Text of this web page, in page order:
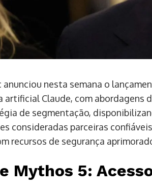
anunciou nesta semana o
artificial Claude, com abordagens
de segmentação,
consideradas parceiras
recursos de segurança
Mythos 5: